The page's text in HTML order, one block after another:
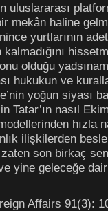
mekân haline
yurtlarının
olduğu
hukukun ve
yoğun siyası
Tatar’ın nasıl
hızla
ilişkilerden
son birkaç
yine geleceğe
Affairs 91(3):